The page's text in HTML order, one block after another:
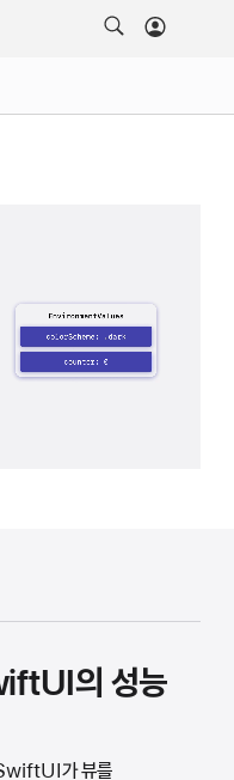
의 성능
가 뷰를